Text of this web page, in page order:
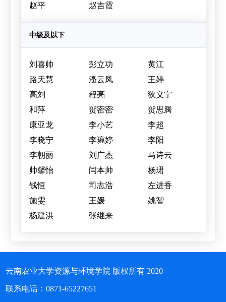
赵平
赵吉霞
中级及以下
刘喜帅 彭立功
黄江
路天慧
潘云凤
王婷
高刘
程亮
狄义宁
和萍
贺密密
贺思腾
康亚龙
李小艺
李超
李晓宁
李琬婷
李阳
李朝丽
刘广杰
马诗云
帅馨怡
闫本帅
杨珺
钱恒
司志浩
左进香
施雯
王媛
姚智
杨建洪
张继来
云南农业大学资源与环境学院 版权所有 2020
联系电话：0871-65227651